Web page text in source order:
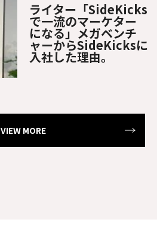
ライター 「SideKicks
で一流のマーケター
になる」メガベンチ
ャーからSideKicksに
入社した理由。
VIEW MORE